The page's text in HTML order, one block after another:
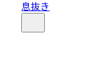
息抜き